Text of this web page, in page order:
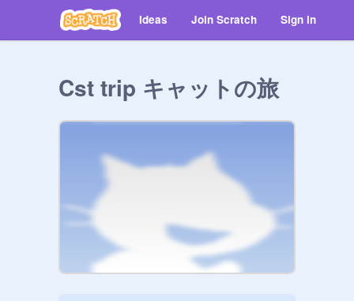
Ideas Join Scratch Sign in
Cst trip キャットの旅